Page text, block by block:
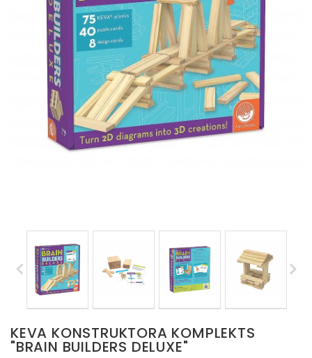
KEVA KONSTRUKTORA KOMPLEKTS
"BRAIN BUILDERS DELUXE"